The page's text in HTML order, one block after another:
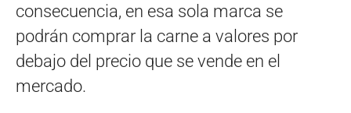
consecuencia, en esa sola marca se
podrán comprar la carne a valores por
debajo del precio que se vende en el
mercado.